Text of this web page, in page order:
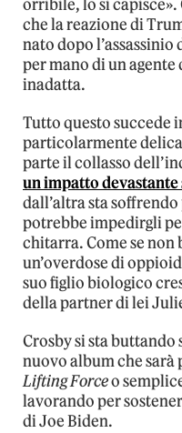
orribile, lo si capisce».
che la reazione di
nato dopo
per mano di un
inadatta.
Tutto questo succede
particolarmente
parte il collasso
un impatto
dall’altra sta
potrebbe impedirgli
chitarra. Come se non
un’overdose di
suo figlio biologico
della partner di lei
Crosby si sta buttando
nuovo album che
Lifting Forceo
lavorando per
di Joe Biden.